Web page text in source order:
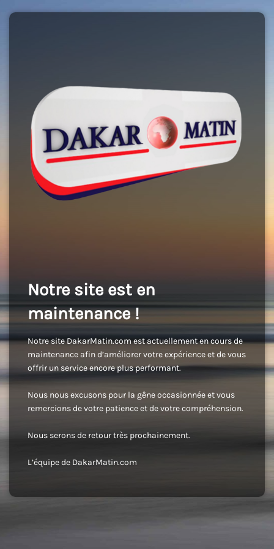
Notre site est en
maintenance !
Notre site DakarMatin.com est actuellement en cours de
maintenance afin d’améliorer votre expérience et de vous
offrir un service encore plus performant.
Nous nous excusons pour la gêne occasionnée et vous
remercions de votre patience et de votre compréhension.
Nous serons de retour très prochainement.
L’équipe de DakarMatin.com